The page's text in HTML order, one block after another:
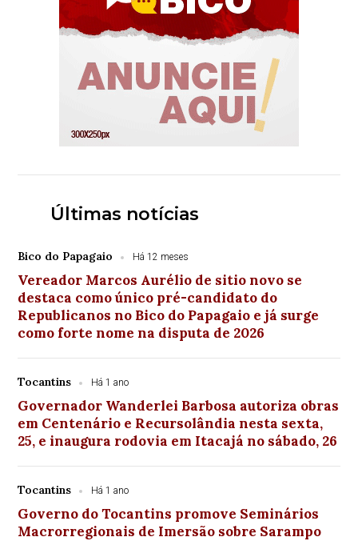
Últimas notícias
Bico do Papagaio Há 12 meses
Vereador Marcos Aurélio de sitio novo se
destaca como único pré-candidato do
Republicanos no Bico do Papagaio e já surge
como forte nome na disputa de 2026
Tocantins Há 1 ano
Governador Wanderlei Barbosa autoriza obras
em Centenário e Recursolândia nesta sexta,
25, e inaugura rodovia em Itacajá no sábado, 26
Tocantins Há 1 ano
Governo do Tocantins promove Seminários
Macrorregionais de Imersão sobre Sarampo